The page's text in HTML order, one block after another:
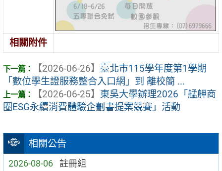
相關公告
2026-08-06 註冊組
相關附件
【2026-06-26】 臺北市115學年度第1學期
「數位學生證服務整合入口網」到 離校簡 ...
【2026-06-25】 東吳大學辦理2026「艋舺商
圈ESG永續消費體驗企劃書提案競賽」活動